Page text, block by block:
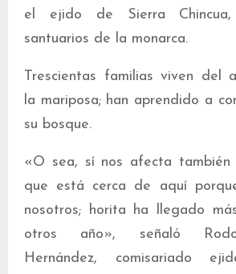
el ejido de Sierra
santuarios de la monarca.
Trescientas familias viven del
la mariposa; han aprendido a
su bosque.
«O sea, sí nos afecta
que está cerca de aquí
nosotros; horita ha llegado
otros año», señaló
Hernández, comisariado